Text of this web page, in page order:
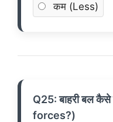
कम (Less)
Q25: बाहरी बल
forces?)